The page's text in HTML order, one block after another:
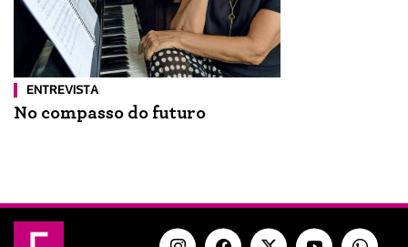
ENTREVISTA
No compasso do futuro